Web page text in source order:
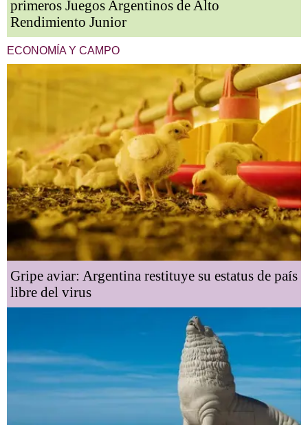
primeros Juegos Argentinos de Alto
Rendimiento Junior
ECONOMÍA Y CAMPO
Gripe aviar: Argentina restituye su estatus de país
libre del virus